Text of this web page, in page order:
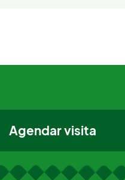
Agendar visita